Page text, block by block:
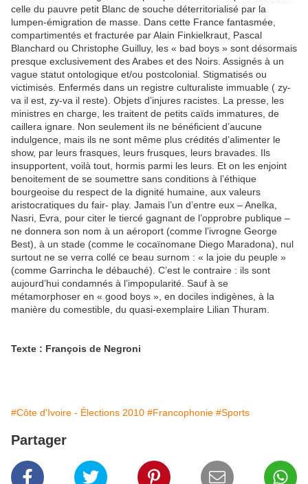
celle du pauvre petit Blanc de souche déterritorialisé par la
lumpen-émigration de masse. Dans cette France fantasmée,
compartimentés et fracturée par Alain Finkielkraut, Pascal
Blanchard ou Christophe Guilluy, les « bad boys » sont désormais
presque exclusivement des Arabes et des Noirs. Assignés à un
vague statut ontologique et/ou postcolonial. Stigmatisés ou
victimisés. Enfermés dans un registre culturaliste immuable ( zy-
va il est, zy-va il reste). Objets d’injures racistes. La presse, les
ministres en charge, les traitent de petits caïds immatures, de
caillera ignare. Non seulement ils ne bénéficient d’aucune
indulgence, mais ils ne sont même plus crédités d’alimenter le
show, par leurs frasques, leurs frusques, leurs bravades. Ils
insupportent, voilà tout, hormis parmi les leurs. Et on les enjoint
benoitement de se soumettre sans conditions à l’éthique
bourgeoise du respect de la dignité humaine, aux valeurs
aristocratiques du fair- play. Jamais l’un d’entre eux – Anelka,
Nasri, Evra, pour citer le tiercé gagnant de l’opprobre publique –
ne donnera son nom à un aéroport (comme l’ivrogne George
Best), à un stade (comme le cocaïnomane Diego Maradona), nul
surtout ne se verra collé ce beau surnom : « la joie du peuple »
(comme Garrincha le débauché). C’est le contraire : ils sont
aujourd’hui condamnés à l’impopularité. Sauf à se
métamorphoser en « good boys », en dociles indigènes, à la
manière du comestible, du quasi-exemplaire Lilian Thuram.
Texte : François de Negroni
#Côte d'Ivoire - Élections 2010 #Francophonie #Sports
Partager